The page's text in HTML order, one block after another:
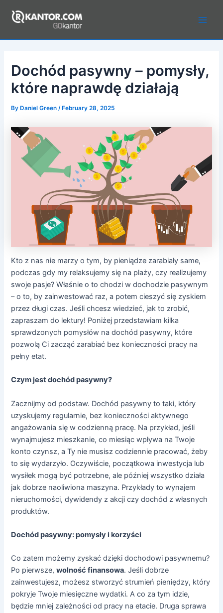
Dochód pasywny – pomysły,
które naprawdę działają
ByDaniel Green /February 28, 2025
Kto z nas nie marzy o tym, by pieniądze zarabiały same,
podczas gdy my relaksujemy się na plaży, czy realizujemy
swoje pasje? Właśnie o to chodzi w dochodzie pasywnym
– o to, by zainwestować raz, a potem cieszyć się zyskiem
przez długi czas. Jeśli chcesz wiedzieć, jak to zrobić,
zapraszam do lektury! Poniżej przedstawiam kilka
sprawdzonych pomysłów na dochód pasywny, które
pozwolą Ci zacząć zarabiać bez konieczności pracy na
pełny etat.
Czym jest dochód pasywny?
Zacznijmy od podstaw. Dochód pasywny to taki, który
uzyskujemy regularnie, bez konieczności aktywnego
angażowania się w codzienną pracę. Na przykład, jeśli
wynajmujesz mieszkanie, co miesiąc wpływa na Twoje
konto czynsz, a Ty nie musisz codziennie pracować, żeby
to się wydarzyło. Oczywiście, początkowa inwestycja lub
wysiłek mogą być potrzebne, ale później wszystko działa
jak dobrze naoliwiona maszyna. Przykłady to wynajem
nieruchomości, dywidendy z akcji czy dochód z własnych
produktów.
Dochód pasywny: pomysły i korzyści
Co zatem możemy zyskać dzięki dochodowi pasywnemu?
Po pierwsze,wolność finansowa. Jeśli dobrze
zainwestujesz, możesz stworzyć strumień pieniędzy, który
pokryje Twoje miesięczne wydatki. A co za tym idzie,
będzie mniej zależności od pracy na etacie. Druga sprawa